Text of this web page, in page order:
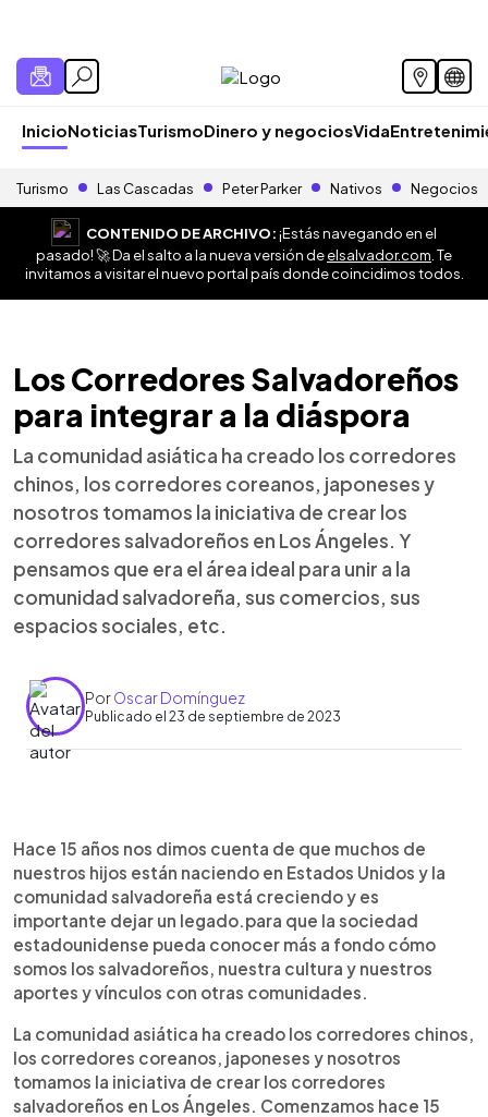
InicioNoticiasTurismoDinero y negociosVida
Turismo Las Cascadas Peter Parker Nativos Negocios
CONTENIDO DE ARCHIVO:¡Estás navegando en el
pasado! 🚀 Da el salto a la nueva versión deelsalvador.com . Te
invitamos a visitar el nuevo portal país donde coincidimos todos.
Los Corredores Salvadoreños
para integrar a la diáspora
La comunidad asiática ha creado los corredores
chinos, los corredores coreanos, japoneses y
nosotros tomamos la iniciativa de crear los
corredores salvadoreños en Los Ángeles. Y
pensamos que era el área ideal para unir a la
comunidad salvadoreña, sus comercios, sus
espacios sociales, etc.
PorOscar Domínguez
Publicado el 23 de septiembre de 2023
► Escuchar artículo
Hace 15 años nos dimos cuenta de que muchos de
nuestros hijos están naciendo en Estados Unidos y la
comunidad salvadoreña está creciendo y es
importante dejar un legado.para que la sociedad
estadounidense pueda conocer más a fondo cómo
somos los salvadoreños, nuestra cultura y nuestros
aportes y vínculos con otras comunidades.
La comunidad asiática ha creado los corredores chinos,
los corredores coreanos, japoneses y nosotros
tomamos la iniciativa de crear los corredores
salvadoreños en Los Ángeles. Comenzamos hace 15